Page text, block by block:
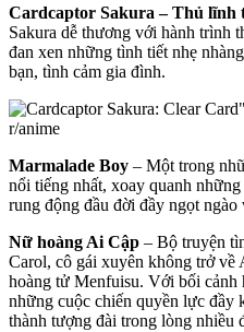
Cardcaptor Sakura – Thủ lĩnh
Sakura dễ thương với hành trình
đan xen những tình tiết nhẹ
bạn, tình cảm gia đình.
Marmalade Boy – Một trong
nổi tiếng nhất, xoay quanh
rung động đầu đời đầy ngọt
Nữ hoàng Ai Cập – Bộ truyện
Carol, cô gái xuyên không trở
hoàng tử Menfuisu. Với bối cảnh
những cuộc chiến quyền lực đầy
thành tượng đài trong lòng nhiều